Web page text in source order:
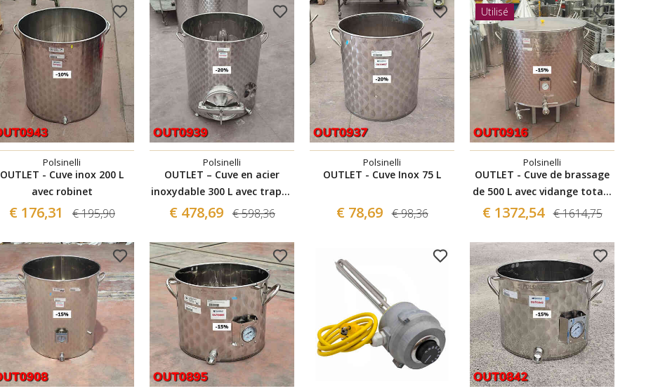
Polsinelli
OUTLET - Cuve inox 200 L
avec robinet
€ 176,31 € 195,90
Polsinelli
OUTLET – Cuve en acier
inoxydable 300 L avec trappe
d'accès
€ 478,69 € 598,36
Polsinelli
OUTLET - Cuve Inox 75 L
€ 78,69 € 98,36
Utilisé
Polsinelli
OUTLET - Cuve de brassage
de 500 L avec vidange totale
- UTILISÉ
€ 1372,54 € 1614,75